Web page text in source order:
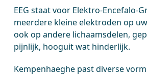
EEG staat voor Elektro-Encefalo-
meerdere kleine elektroden op
ook op andere lichaamsdelen,
pijnlijk, hooguit wat hinderlijk.
Kempenhaeghe past diverse